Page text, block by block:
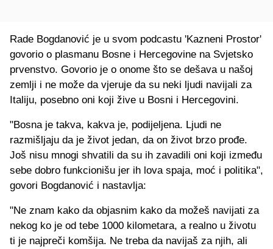
Rade Bogdanović je u svom podcastu 'Kazneni Prostor'
govorio o plasmanu Bosne i Hercegovine na Svjetsko
prvenstvo. Govorio je o onome što se dešava u našoj
zemlji i ne može da vjeruje da su neki ljudi navijali za
Italiju, posebno oni koji žive u Bosni i Hercegovini.
"Bosna je takva, kakva je, podijeljena. Ljudi ne
razmišljaju da je život jedan, da on život brzo prođe.
Još nisu mnogi shvatili da su ih zavadili oni koji između
sebe dobro funkcionišu jer ih lova spaja, moć i politika",
govori Bogdanović i nastavlja:
"Ne znam kako da objasnim kako da možeš navijati za
nekog ko je od tebe 1000 kilometara, a realno u životu
ti je najpreči komšija. Ne treba da navijaš za njih, ali